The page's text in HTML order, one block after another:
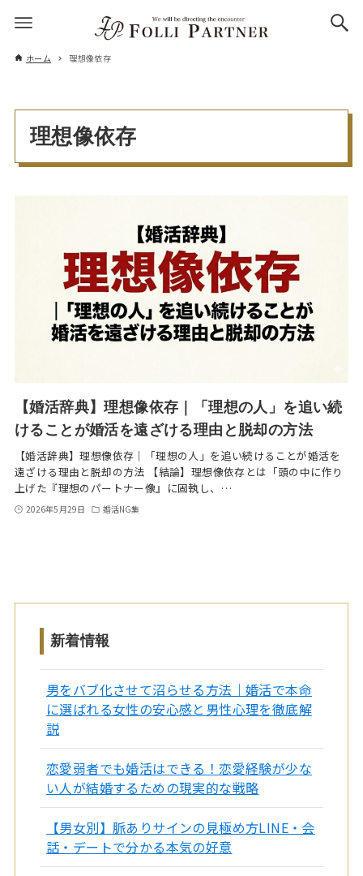
ホーム 理想像依存
理想像依存
【婚活辞典】理想像依存｜「理想の人」を追い続
けることが婚活を遠ざける理由と脱却の方法
【婚活辞典】理想像依存｜「理想の人」を追い続けることが婚活を
遠ざける理由と脱却の方法 【結論】理想像依存とは「頭の中に作り
上げた『理想のパートナー像』に固執し、…
2026年5月29日 婚活NG集
新着情報
男をバブ化させて沼らせる方法｜婚活で本命
に選ばれる女性の安心感と男性心理を徹底解
説
恋愛弱者でも婚活はできる！恋愛経験が少な
い人が結婚するための現実的な戦略
【男女別】脈ありサインの見極め方LINE・会
話・デートで分かる本気の好意